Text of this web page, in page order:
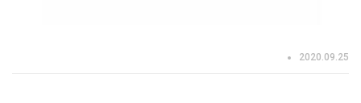
2020.09.25